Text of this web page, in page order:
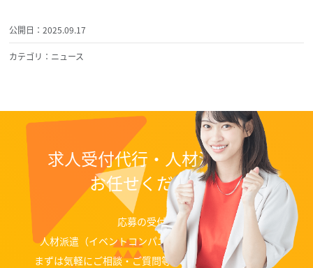
公開日：2025.09.17
カテゴリ：ニュース
求人受付代行・人材派遣なら
お任せください！
応募の受付代行、
人材派遣（イベントコンパニオン、ディレクター）等
まずは気軽にご相談・ご質問等お問い合わせください。